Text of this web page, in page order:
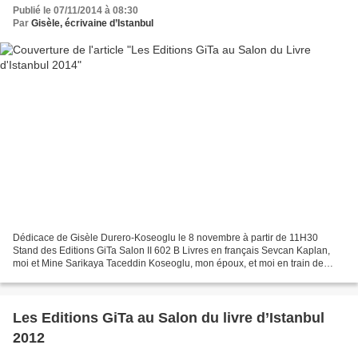
Publié le 07/11/2014 à 08:30
Par Gisèle, écrivaine d’Istanbul
Dédicace de Gisèle Durero-Koseoglu le 8 novembre à partir de 11H30
Stand des Editions GiTa Salon II 602 B Livres en français Sevcan Kaplan,
moi et Mine Sarikaya Taceddin Koseoglu, mon époux, et moi en train de
Les Editions GiTa au Salon du livre d’Istanbul
2012